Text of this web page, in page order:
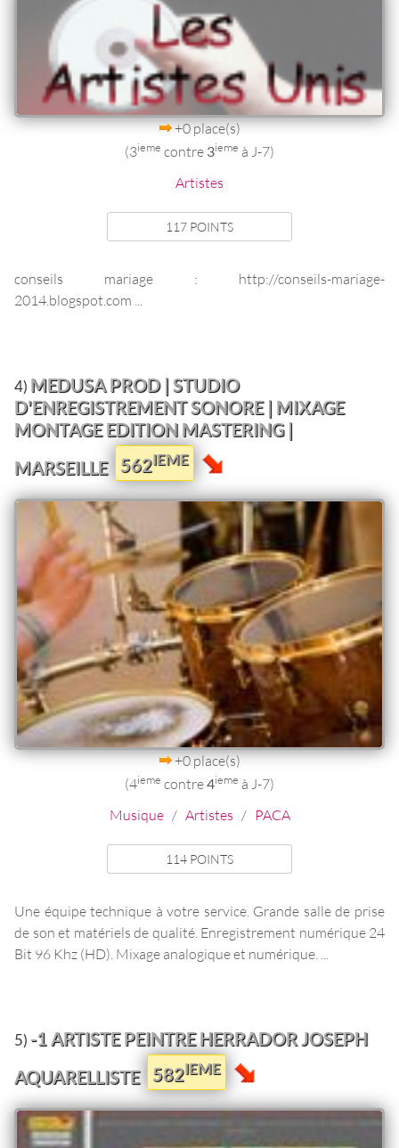
+0 place(s)
(3ieme contre 3ieme à J-7)
Artistes
117 POINTS
conseils mariage : http://conseils-mariage-
2014.blogspot.com ...
4) MEDUSA PROD | STUDIO
D'ENREGISTREMENT SONORE | MIXAGE
MONTAGE EDITION MASTERING |
MARSEILLE
562IEME
+0 place(s)
(4ieme contre4ieme à J-7)
Musique/ Artistes / PACA
114 POINTS
Une équipe technique à votre service. Grande salle de prise
de son et matériels de qualité. Enregistrement numérique 24
Bit 96 Khz (HD). Mixage analogique et numérique. ...
5) -1 ARTISTE PEINTRE HERRADOR JOSEPH
AQUARELLISTE
582IEME